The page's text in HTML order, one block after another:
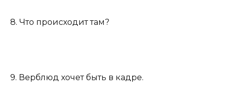
8. Что происходит там?
9. Верблюд хочет быть в кадре.